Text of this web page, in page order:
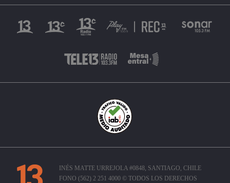
INÉS MATTE URREJOLA #0848, SANTIAGO, CHILE
FONO (562) 2 251 4000 © TODOS LOS DERECHOS